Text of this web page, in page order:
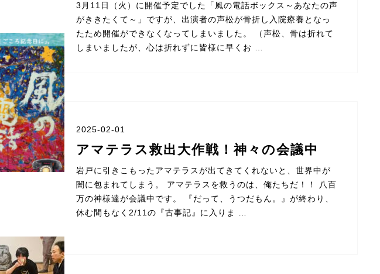
3月11日（火）に開催予定でした「風の電話ボックス～あなたの声
がききたくて～」ですが、出演者の声松が骨折し入院療養となっ
たため開催ができなくなってしまいました。 （声松、骨は折れて
しまいましたが、心は折れずに皆様に早くお …
2025-02-01
アマテラス救出大作戦！神々の会議中
岩戸に引きこもったアマテラスが出てきてくれないと、世界中が
闇に包まれてしまう。 アマテラスを救うのは、俺たちだ！！ 八百
万の神様達が会議中です。 『だって、うつだもん。』が終わり、
休む間もなく2/11の『古事記』に入りま …